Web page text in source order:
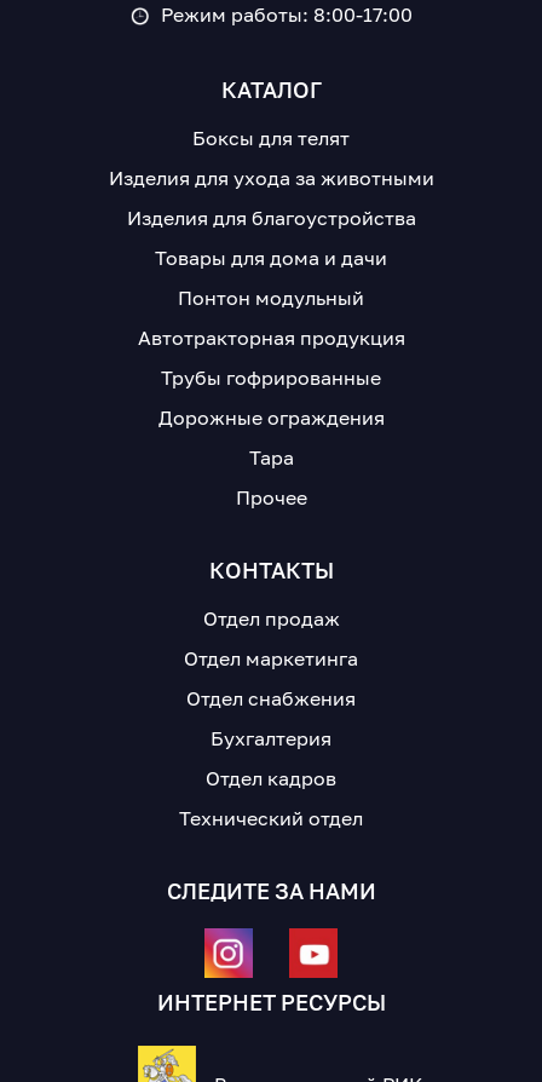
Режим работы: 8:00-17:00
КАТАЛОГ
Боксы для телят
Изделия для ухода за животными
Изделия для благоустройства
Товары для дома и дачи
Понтон модульный
Автотракторная продукция
Трубы гофрированные
Дорожные ограждения
Тара
Прочее
КОНТАКТЫ
Отдел продаж
Отдел маркетинга
Отдел снабжения
Бухгалтерия
Отдел кадров
Технический отдел
СЛЕДИТЕ ЗА НАМИ
ИНТЕРНЕТ РЕСУРСЫ